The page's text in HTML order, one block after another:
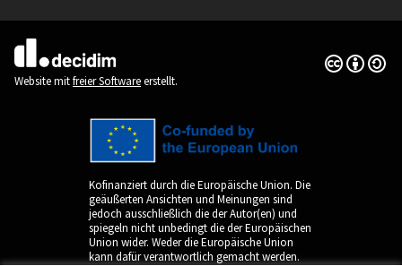
(Externer Link)
Website mitfreier Softwareerstellt.
Creative
(Externer
Kofinanziert durch die Europäische Union. Die
geäußerten Ansichten und Meinungen sind
jedoch ausschließlich die der Autor(en) und
spiegeln nicht unbedingt die der Europäischen
Union wider. Weder die Europäische Union
kann dafür verantwortlich gemacht werden.